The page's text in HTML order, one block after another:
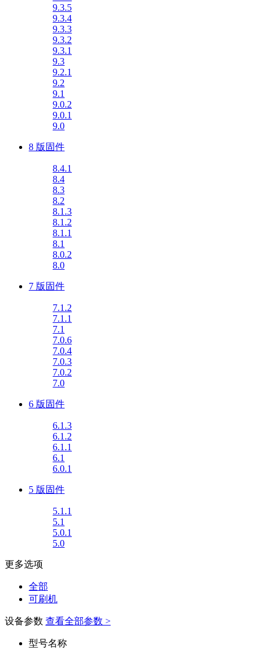
9.3.5
9.3.4
9.3.3
9.3.2
9.3.1
9.3
9.2.1
9.2
9.1
9.0.2
9.0.1
9.0
8 版固件
8.4.1
8.4
8.3
8.2
8.1.3
8.1.2
8.1.1
8.1
8.0.2
8.0
7 版固件
7.1.2
7.1.1
7.1
7.0.6
7.0.4
7.0.3
7.0.2
7.0
6 版固件
6.1.3
6.1.2
6.1.1
6.1
6.0.1
5 版固件
5.1.1
5.1
5.0.1
5.0
更多选项
全部
可刷机
设备参数 查看全部参数 >
型号名称